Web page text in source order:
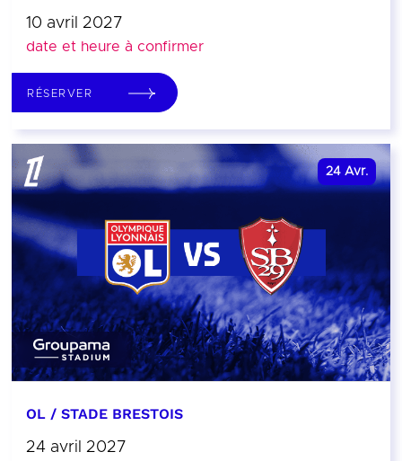
10 avril 2027
date et heure à confirmer
RÉSERVER
24 Avr.
OL / STADE BRESTOIS
24 avril 2027